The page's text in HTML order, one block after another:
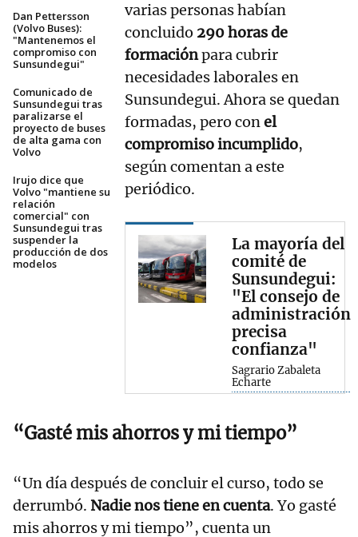
Dan Pettersson
(Volvo Buses):
"Mantenemos el
compromiso con
Sunsundegui"
Comunicado de
Sunsundegui tras
paralizarse el
proyecto de buses
de alta gama con
Volvo
Irujo dice que
Volvo "mantiene su
relación
comercial" con
Sunsundegui tras
suspender la
producción de dos
modelos
varias personas habían
concluido 290 horas de
formaciónpara cubrir
necesidades laborales en
Sunsundegui. Ahora se quedan
formadas, pero conel
compromiso incumplido,
según comentan a este
periódico.
La mayoría del
comité de
Sunsundegui:
"El consejo de
administración
precisa
confianza"
Sagrario Zabaleta
Echarte
“Gasté mis ahorros y mi tiempo”
“Un día después de concluir el curso, todo se
derrumbó. Nadie nos tiene en cuenta. Yo gasté
mis ahorros y mi tiempo”, cuenta un